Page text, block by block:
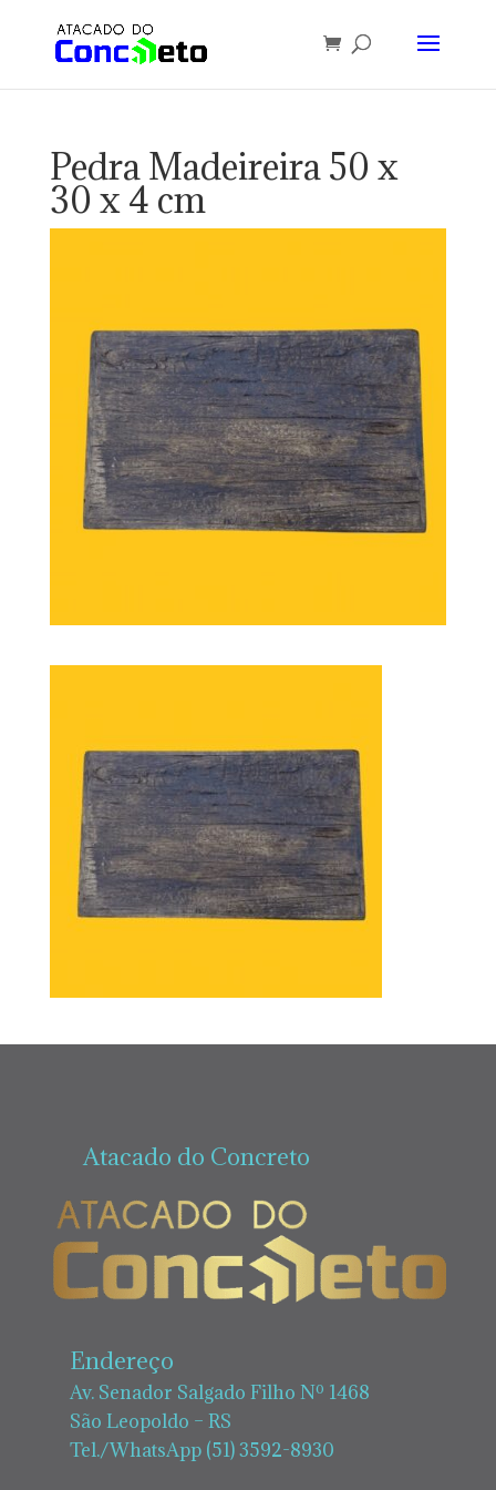
Pedra Madeireira 50 x
30 x 4 cm
Atacado do Concreto
Endereço
Av. Senador Salgado Filho Nº 1468
São Leopoldo – RS
Tel./WhatsApp (51) 3592-8930